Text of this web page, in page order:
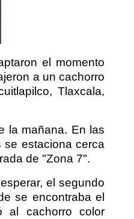
el momento
a un cachorro
Tlaxcala,
la mañana. En las
se estaciona cerca
de "Zona 7".
el segundo
se encontraba el
al cachorro color